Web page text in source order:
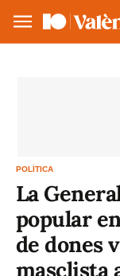
POLÍTICA
La
popular
de dones
masclista